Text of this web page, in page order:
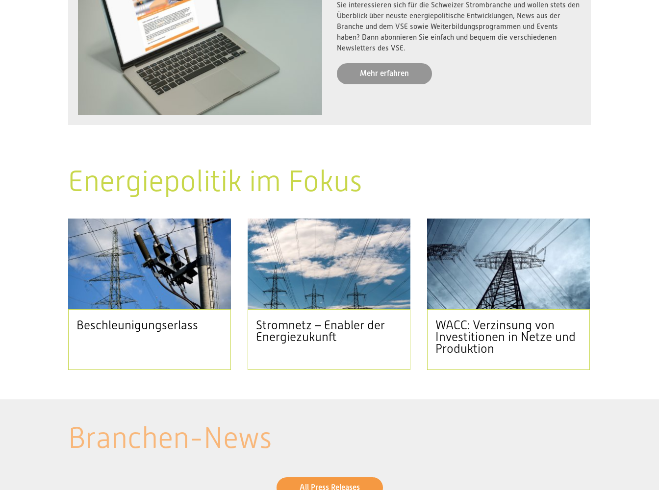
Sie interessieren sich für die Schweizer Strombranche und wollen stets den
Überblick über neuste energiepolitische Entwicklungen, News aus der
Branche und dem VSE sowie Weiterbildungsprogrammen und Events
haben? Dann abonnieren Sie einfach und bequem die verschiedenen
Newsletters des VSE.
Mehr erfahren
Energiepolitik im Fokus
Beschleunigungserlass
Stromnetz – Enabler der
Energiezukunft
WACC: Verzinsung von
Investitionen in Netze und
Produktion
Branchen-News
All Press Releases